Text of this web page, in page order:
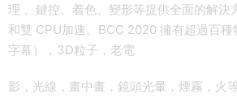
理 、鍵控、着色、變形等提供全面的解決
和雙 CPU加速。BCC 2020 擁有超過百
字幕），3D粒子，老電
影，光線，畫中畫，鏡頭光暈，煙霧，火